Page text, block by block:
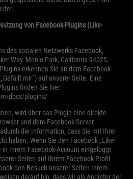
von Facebook-Plugins (Like-
des sozialen Netzwerks Facebook,
Way, Menlo Park, California 94025,
erkennen Sie an dem Facebook-
mir“) auf unserer Seite. Eine
finden Sie hier:
docs/plugins/
wird über das Plugin eine direkte
und dem Facebook-Server
die Information, dass Sie mit Ihrer
haben. Wenn Sie den Facebook „Like-
in Ihrem Facebook-Account eingeloggt
Seiten auf Ihrem Facebook-Profil
den Besuch unserer Seiten Ihrem
darauf hin, dass wir als Anbieter der